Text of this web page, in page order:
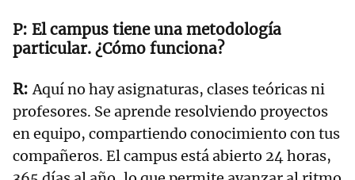
El campus tiene una metodología
particular. ¿Cómo funciona?
Aquí no hay asignaturas, clases teóricas ni
profesores. Se aprende resolviendo proyectos
en equipo, compartiendo conocimiento con tus
compañeros. El campus está abierto 24 horas,